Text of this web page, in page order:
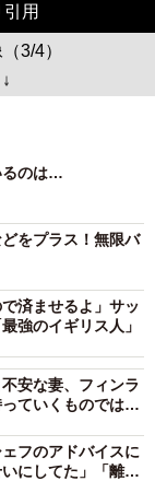
用
3/4）
るのは…
をプラス！無限バ
済ませるよ」サッ
強のイギリス人」
安な妻、フィンラ
ていくものではな
フのアドバイスに
にしてた」「離乳